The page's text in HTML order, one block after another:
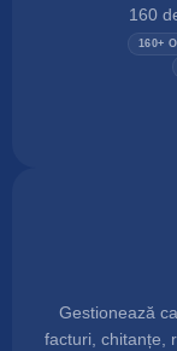
160
160+
Gestionează
facturi, chitanțe,